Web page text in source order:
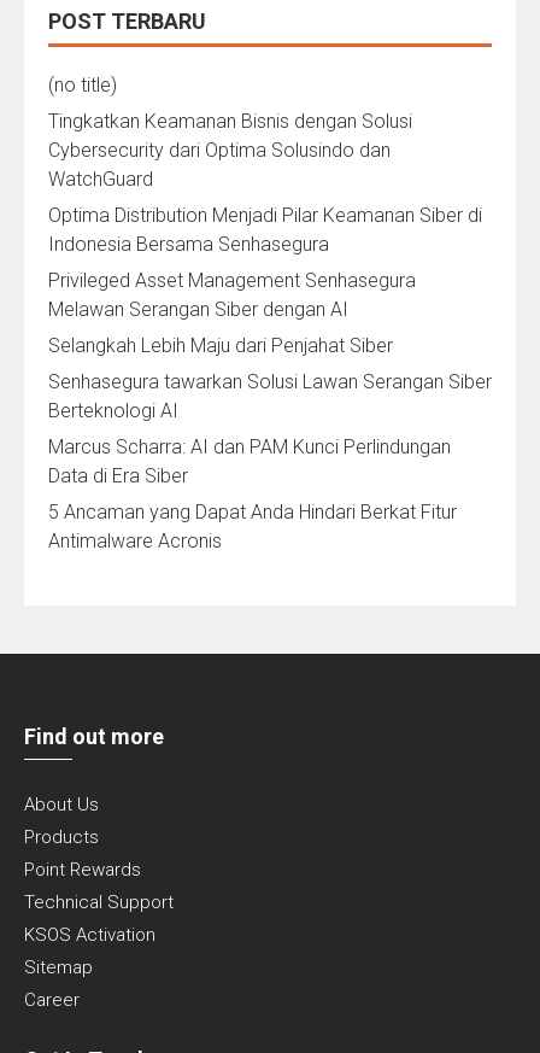
POST TERBARU
(no title)
Tingkatkan Keamanan Bisnis dengan Solusi
Cybersecurity dari Optima Solusindo dan
WatchGuard
Optima Distribution Menjadi Pilar Keamanan Siber di
Indonesia Bersama Senhasegura
Privileged Asset Management Senhasegura
Melawan Serangan Siber dengan AI
Selangkah Lebih Maju dari Penjahat Siber
Senhasegura tawarkan Solusi Lawan Serangan Siber
Berteknologi AI
Marcus Scharra: AI dan PAM Kunci Perlindungan
Data di Era Siber
5 Ancaman yang Dapat Anda Hindari Berkat Fitur
Antimalware Acronis
Find out more
About Us
Products
Point Rewards
Technical Support
KSOS Activation
Sitemap
Career